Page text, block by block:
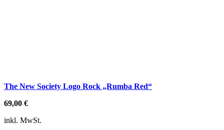
The New Society Logo Rock „Rumba Red“
69,00 €
inkl. MwSt.